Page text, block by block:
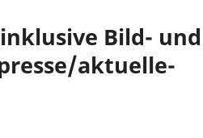
Bild- und
aktuelle-